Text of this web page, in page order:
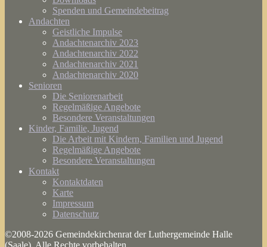
Spenden und Gemeindebeitrag
Andachten
Geistliche Impulse
Andachtenarchiv 2023
Andachtenarchiv 2022
Andachtenarchiv 2021
Andachtenarchiv 2020
Senioren
Die Seniorenarbeit
Regelmäßige Angebote
Besondere Veranstaltungen
Kinder, Familie, Jugend
Die Arbeit mit Kindern, Familien und Jugend
Regelmäßige Angebote
Besondere Veranstaltungen
Kontakt
Kontaktdaten
Karte
Impressum
Datenschutz
©2008-2026 Gemeindekirchenrat der Luthergemeinde Halle
(Saale), Alle Rechte vorbehalten